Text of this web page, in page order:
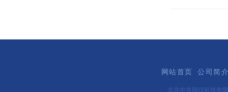
网站首页 公司简
北京中兆国仪科技有